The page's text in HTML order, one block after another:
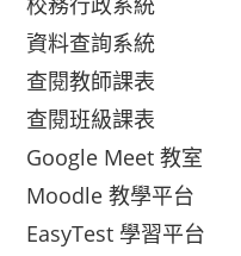
資料查詢系統
查閱教師課表
查閱班級課表
Google Meet 教室
Moodle 教學平台
EasyTest 學習平台